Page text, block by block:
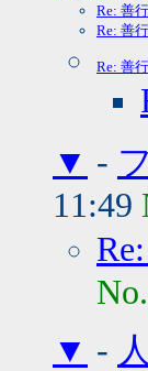
Re: 善行
Re: 善行
Re: 善行
▼ -
11:49
▼ -